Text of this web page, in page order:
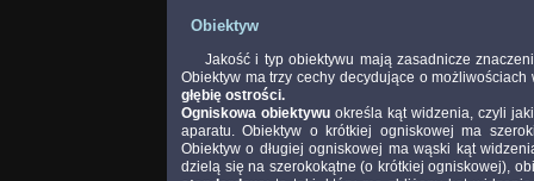
Obiektyw
Jakość i typ obiektywu mają zasadnicze
Obiektyw ma trzy cechy decydujące o
głębię ostrości.
Ogniskowa obiektywu określa kąt widzenia, czyli
aparatu. Obiektyw o krótkiej ogniskowej ma
Obiektyw o długiej ogniskowej ma wąski kąt
dzielą się na szerokokątne (o krótkiej ogniskowej),